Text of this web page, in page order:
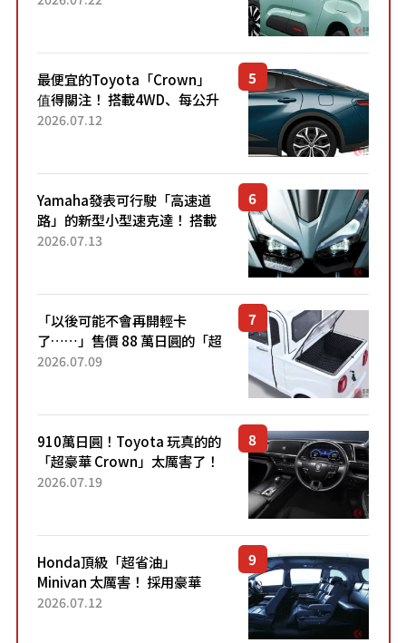
最便宜的Toyota「Crown」
值得關注！ 搭載4WD、每公升
22.4公里低油耗表現超亮眼！
2026.07.12
Yamaha發表可行駛「高速道
路」的新型小型速克達！ 搭載
能享受超強勁「渦輪感」的動
2026.07.13
「以後可能不會再開輕卡
了……」售價 88 萬日圓的「超
迷你輕型貨車」引發兩極評
了！...
2026.07.09
910萬日圓！Toyota 玩真的的
「超豪華 Crown」太厲害了！
採用由「匠人技藝」打造的
2026.07.19
Honda頂級「超省油」
Minivan 太厲害！ 採用豪華
「真皮座椅」與專屬「黑色內
2026.07.12